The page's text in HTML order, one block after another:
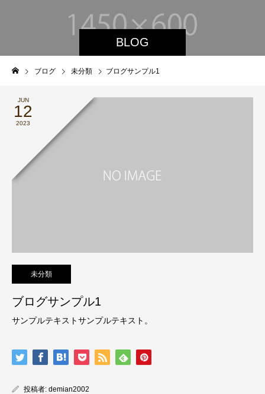
BLOG
ブログ 未分類 ブログサンプル1
JUN
12
2023
未分類
ブログサンプル1
サンプルテキストサンプルテキスト。
投稿者: demian2002